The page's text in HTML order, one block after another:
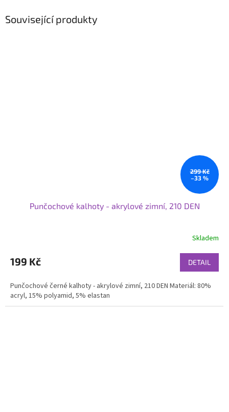
Související produkty
299 Kč
–33 %
Punčochové kalhoty - akrylové zimní, 210 DEN
Skladem
199 Kč DETAIL
Punčochové černé kalhoty - akrylové zimní, 210 DEN Materiál: 80%
acryl, 15% polyamid, 5% elastan